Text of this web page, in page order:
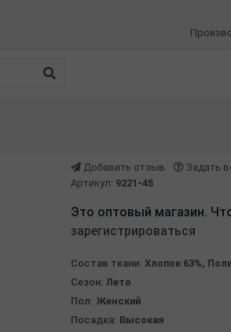
Добавить отзыв
Задать
Артикул: 9221-45
Это оптовый магазин.
зарегистрироваться
Состав ткани: Хлопок 63%,
Сезон: Лето
Пол: Женский
Посадка: Высокая